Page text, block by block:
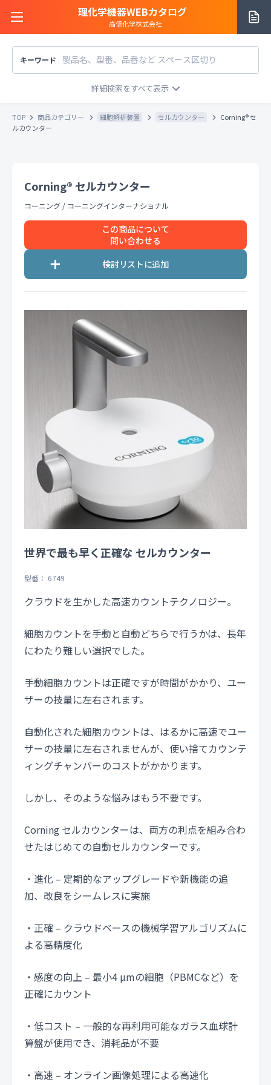
理化学機器WEBカタログ
高信化学株式会社
サイトご利用方法
お知らせ一覧
お問い合わせ
キーワード
メーカー/販売元
税込 税抜 価格「お問い合わせ」を除外
条件をクリア 検索
TOP 商品カテゴリー 細胞解析装置 セルカウンター
Corning® セ
ルカウンター
Corning® セルカウンター
コーニング / コーニングインターナショナル
この商品について
問い合わせる
世界で最も早く正確な セルカウンター
型番： 6749
クラウドを生かした高速カウントテクノロジー。
細胞カウントを手動と自動どちらで行うかは、長年
にわたり難しい選択でした。
手動細胞カウントは正確ですが時間がかかり、ユー
ザーの技量に左右されます。
自動化された細胞カウントは、はるかに高速でユー
ザーの技量に左右されませんが、使い捨てカウンテ
ィングチャンバーのコストがかかります。
しかし、そのような悩みはもう不要です。
Corning セルカウンターは、両方の利点を組み合わ
せたはじめての自動セルカウンターです。
・進化 – 定期的なアップグレードや新機能の追
加、改良をシームレスに実施
・正確 – クラウドベースの機械学習アルゴリズムに
よる高精度化
・感度の向上 – 最小4 µmの細胞（PBMCなど）を
正確にカウント
・低コスト – 一般的な再利用可能なガラス血球計
算盤が使用でき、消耗品が不要
・高速 – オンライン画像処理による高速化